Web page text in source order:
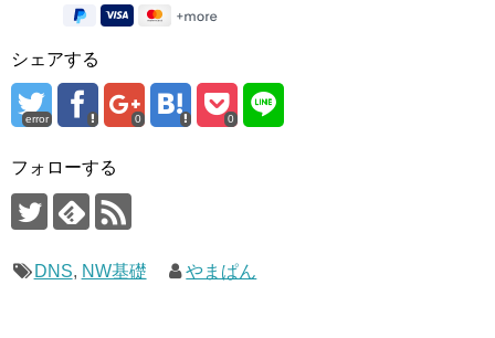
シェアする
error 0 0
フォローする
DNS, NW基礎 やまぱん